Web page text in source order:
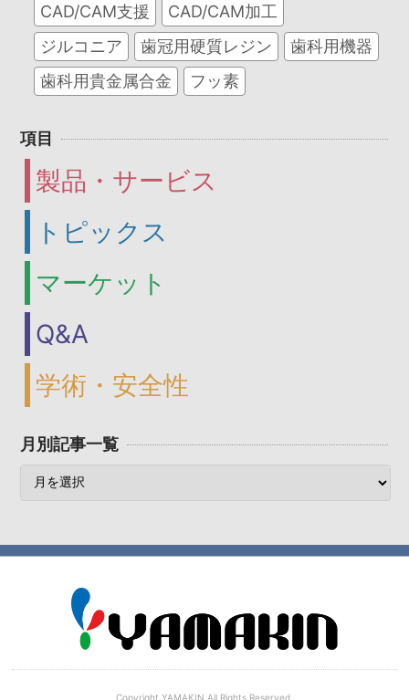
CAD/CAM支援
CAD/CAM加工
ジルコニア
歯冠用硬質レジン
歯科用機器
歯科用貴金属合金
フッ素
項目
製品・サービス
トピックス
マーケット
Q&A
学術・安全性
月別記事一覧
Copyright YAMAKIN.All Rights Reserved.